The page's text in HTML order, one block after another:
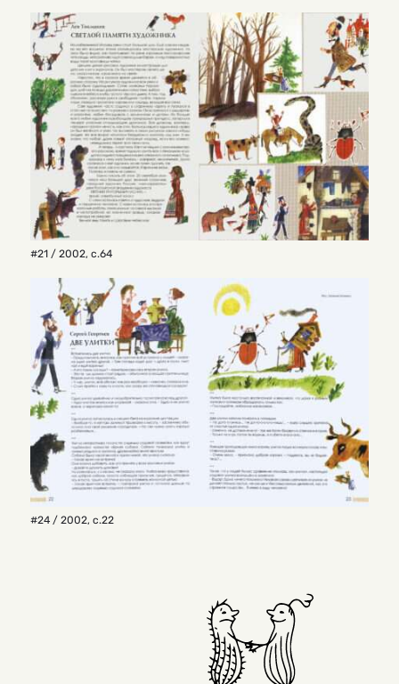
#21 / 2002, с.64
#24 / 2002, с.22